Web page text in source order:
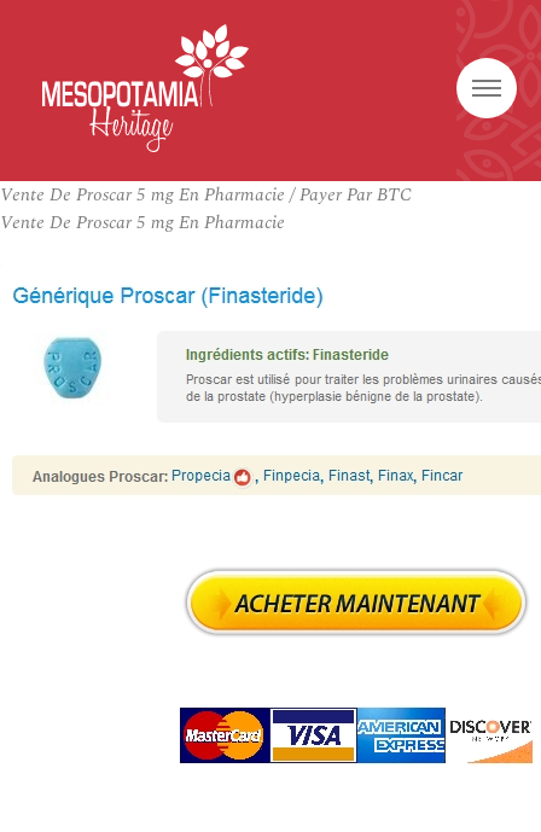
Vente De Proscar 5 mg En Pharmacie / Payer Par BTC
Vente De Proscar 5 mg En Pharmacie